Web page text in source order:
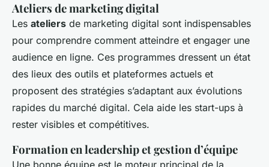
Ateliers de marketing digital
Les ateliers de marketing digital sont indispensables
pour comprendre comment atteindre et engager une
audience en ligne. Ces programmes dressent un état
des lieux des outils et plateformes actuels et
proposent des stratégies s’adaptant aux évolutions
rapides du marché digital. Cela aide les start-ups à
rester visibles et compétitives.
Formation en leadership et gestion d’équipe